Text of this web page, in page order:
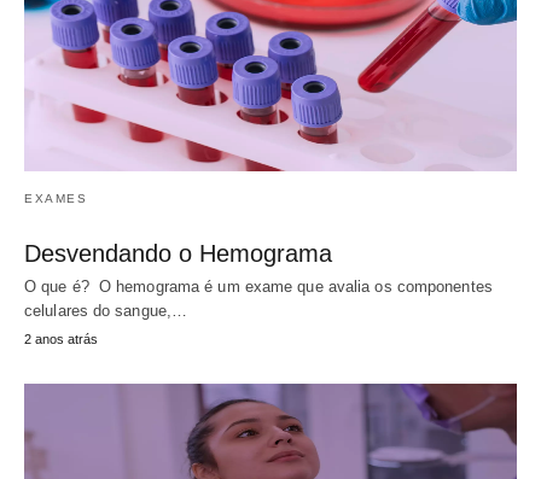
EXAMES
Desvendando o Hemograma
O que é? O hemograma é um exame que avalia os componentes
celulares do sangue,…
2 anos atrás